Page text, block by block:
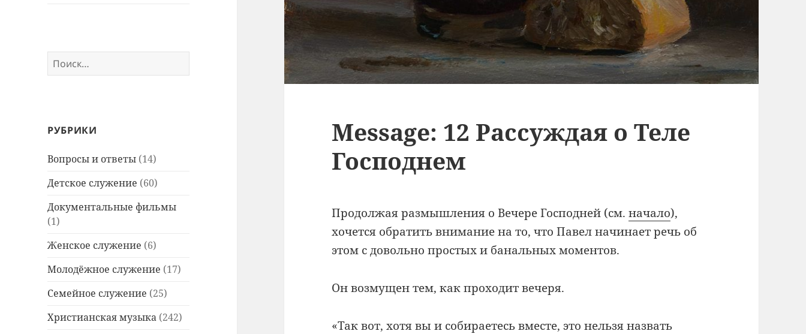
Найти:
РУБРИКИ
Вопросы и ответы (14)
Детское служение (60)
Документальные фильмы
(1)
Женское служение (6)
Молодёжное служение (17)
Семейное служение (25)
Христианская музыка (242)
Message: 12 Рассуждая о Теле
Господнем
Продолжая размышления о Вечере Господней (см.начало),
хочется обратить внимание на то, что Павел начинает речь об
этом с довольно простых и банальных моментов.
Он возмущен тем, как проходит вечеря.
«Так вот, хотя вы и собираетесь вместе, это нельзя назвать